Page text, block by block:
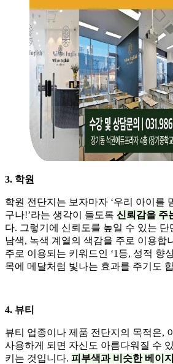
3. 학원
학원 전단지는 보자마자 ‘우리 아이를
구나!’라는 생각이 들도록 신뢰감을 주
다. 그렇기에 신뢰도를 높일 수 있는
남색, 녹색 계열의 색감을 주로 이용합
주로 이용되는 키워드인 ‘1등, 성적 향
목에 메달처럼 빛나는 효과를 주기도
4. 뷰티
뷰티 업종이나 제품 전단지의 목적은,
사용하게 되면 자신도 아름다워질 수
키는 것입니다. 피부색과 비슷한 베이